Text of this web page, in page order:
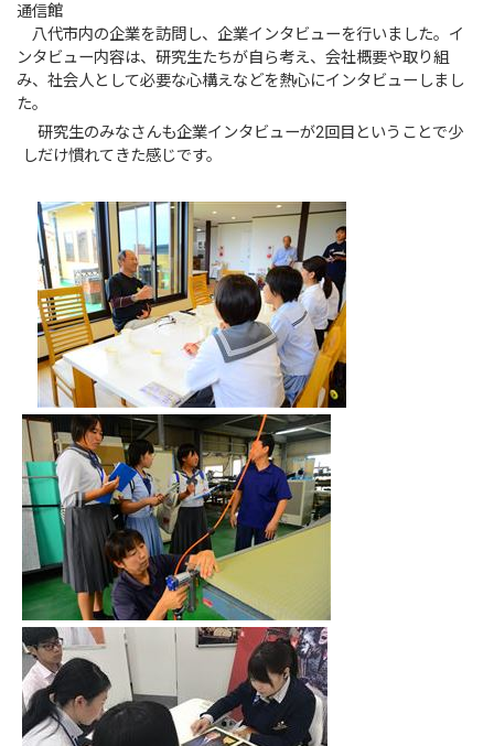
通信館
八代市内の企業を訪問し、企業インタビューを行いました。イ
ンタビュー内容は、研究生たちが自ら考え、会社概要や取り組
み、社会人として必要な心構えなどを熱心にインタビューしまし
た。
研究生のみなさんも企業インタビューが2回目ということで少
しだけ慣れてきた感じです。